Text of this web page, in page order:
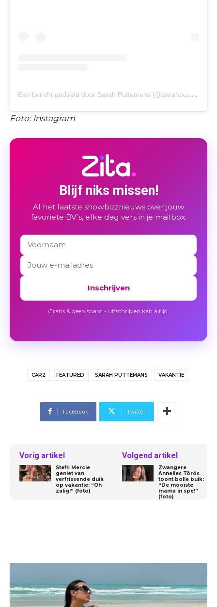
E
en bericht gedeeld door Sarah Puttemans (@sarahputtemans)
Foto: Instagram
Blijf niks missen!
Al het laatste showbizznieuws over jouw
favoriete BV’s, elke dag vers in je mailbox.
Inschrijven
Gratis & geen spam - uitschrijven kan altijd.
CAR2 FEATURED SARAH PUTTEMANS VAKANTIE
Facebook Twitter
Vorig artikel
Steffi Mercie
geniet van
verfrissende duik
op vakantie: “Oh
zalig!” (foto)
Volgend artikel
Zwangere
Annelies Törös
toont bolle buik:
“De mooiste
mama in spe!”
(foto)